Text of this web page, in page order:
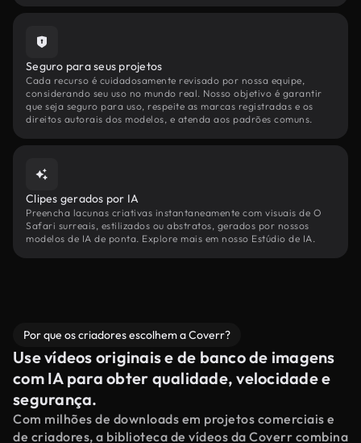
Seguro para seus projetos
Cada recurso é cuidadosamente revisado por nossa equipe,
considerando seu uso no mundo real. Nosso objetivo é garantir
que seja seguro para uso, respeite as marcas registradas e os
direitos autorais dos modelos, e atenda aos padrões comuns.
Clipes gerados por IA
Preencha lacunas criativas instantaneamente com visuais de O
Safari surreais, estilizados ou abstratos, gerados por nossos
modelos de IA de ponta. Explore mais em nosso Estúdio de IA.
Por que os criadores escolhem a Coverr?
Use vídeos originais e de banco de imagens
com IA para obter qualidade, velocidade e
segurança.
Com milhões de downloads em projetos comerciais e
de criadores, a biblioteca de vídeos da Coverr combina